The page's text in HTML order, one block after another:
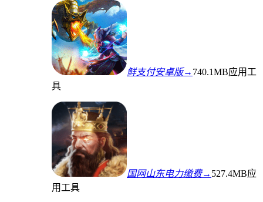
鲜支付安卓版→ 740.1MB应用工
具
国网山东电力缴费→ 527.4MB应
用工具